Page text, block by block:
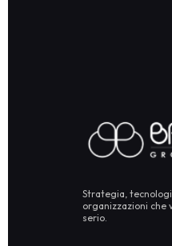
Strategia,
organizzazioni che
serio.